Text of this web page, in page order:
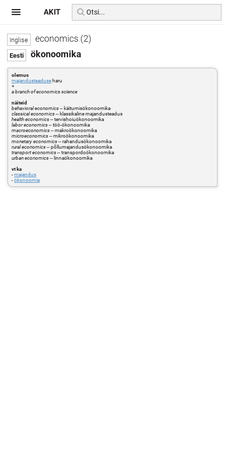
economics (2)
ökonoomika
olemus
majandusteaduse haru
=
a branch of economics science
näiteid
behavioral economics-- käitumisökonoomika
classical economics-- klassikaline majandusteadus
health economics-- tervishoiuökonoomika
labor economics-- töö-ökonoomika
macroeconomics-- makroökonoomika
microeconomics-- mikroökonoomika
monetary economics-- rahandusökonoomika
rural economics-- põllumajandusökonoomika
transport economics-- transpordoökonoomika
urban economics-- linnaökonoomika
vt ka
-majandus
-ökonoomia
AKIT